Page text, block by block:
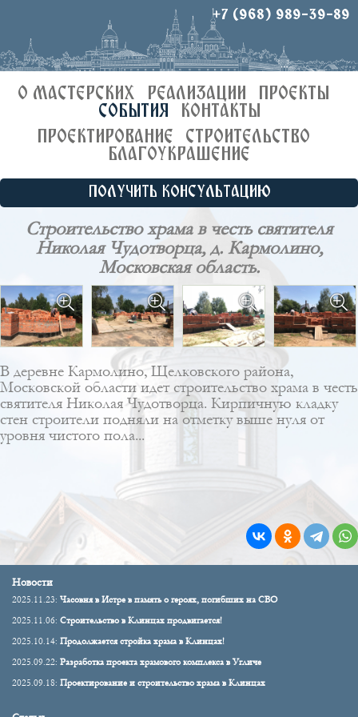
+7 (968) 989-39-89
О МАСТЕРСКИХ РЕАЛИЗАЦИИ
ПРОЕКТЫ
СОБЫТИЯ
КОНТАКТЫ
ПРОЕКТИРОВАНИЕ
СТРОИТЕЛЬСТВО
БЛАГОУКРАШЕНИЕ
ПОЛУЧИТЬ КОНСУЛЬТАЦИЮ
Строительство храма в честь святителя
Николая Чудотворца, д. Кармолино,
Московская область.
В деревне Кармолино, Щелковского района,
Московской области идет строительство храма в честь
святителя Николая Чудотворца. Кирпичную кладку
стен строители подняли на отметку выше нуля от
уровня чистого пола...
Новости
2025.11.23: Часовня в Истре в память о героях, погибших на СВО
2025.11.06: Строительство в Клинцах продвигается!
2025.10.14: Продолжается стройка храма в Клинцах!
2025.09.22: Разработка проекта храмового комплекса в Угличе
2025.09.18: Проектирование и строительство храма в Клинцах